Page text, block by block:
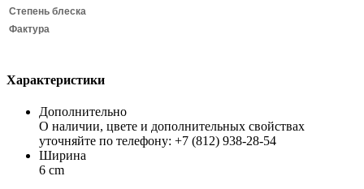
Степень блеска
Фактура
Характеристики
Дополнительно
О наличии, цвете и дополнительных свойствах
уточняйте по телефону: +7 (812) 938-28-54
Ширина
6 cm